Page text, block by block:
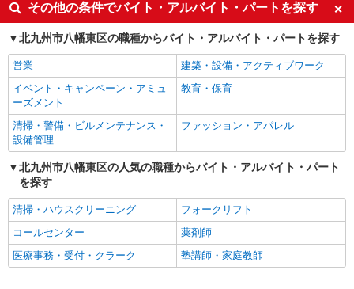
週2～3日勤務OK
上場企業・上場企業のグループ会
社
車通勤OK
扶養内勤務OK
副業・WワークOK
社員登用あり
その他の条件でバイト・アルバイト・パートを探す
北九州市八幡東区の職種からバイト・アルバイト・パートを探す
営業
建築・設備・アクティブワーク
イベント・キャンペーン・アミュ
ーズメント
教育・保育
清掃・警備・ビルメンテナンス・
設備管理
ファッション・アパレル
北九州市八幡東区の人気の職種からバイト・アルバイト・パート
を探す
清掃・ハウスクリーニング
フォークリフト
コールセンター
薬剤師
医療事務・受付・クラーク
塾講師・家庭教師